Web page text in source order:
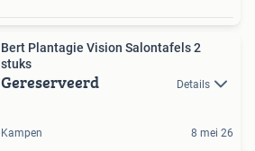
Bert Plantagie Vision Salontafels 2
stuks
Gereserveerd Details
Kampen 8 mei 26